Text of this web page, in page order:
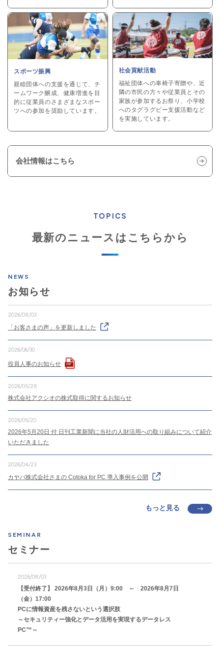
スポーツ振興
親睦団体への支援を通じて、チ
ームワーク醸成、健康増進を目
的に従業員のさまざまなスポー
ツへの参加を奨励しています。
社会貢献活動
福祉団体への車椅子寄贈や、近
隣の市民の方々や従業員とその
家族が参加するお祭り、小学校
へのタグラグビー支援活動など
を実施しています。
会社情報はこちら
TOPICS
最新のニュースはこちらから
NEWS
お知らせ
2026/08/03
「お客さまの声」を更新しました
2026/06/30
役員人事のお知らせ
2026/05/28
株式会社アクシオの株式取得に関するお知らせ
2026/05/20
2026年5月20日 付 日刊工業新聞に当社の人財活用への取り組みについて紹介
いただきました
2026/04/23
カヤバ株式会社さまの Cotoka for PC 導入事例を公開
もっと見る
SEMINAR
セミナー
2026/08/03
【受付終了】 2026年8月3日（月）9:00 ～ 2026年8月7日
（金）17:00
PCに情報資産を残さないという選択肢
～セキュリティー強化とデータ活用を実現するデータレス
PC™～